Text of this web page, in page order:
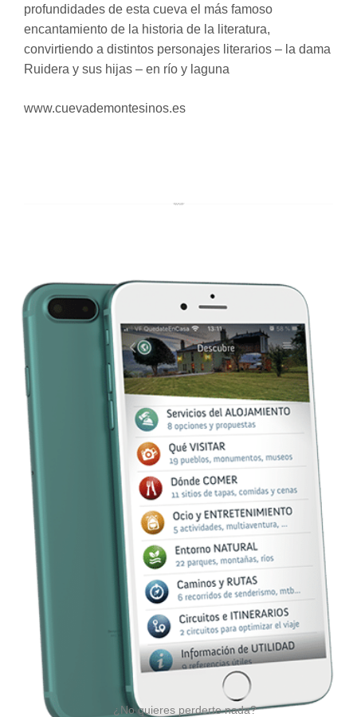
profundidades de esta cueva el más famoso
encantamiento de la historia de la literatura,
convirtiendo a distintos personajes literarios – la dama
Ruidera y sus hijas – en río y laguna
www.cuevademontesinos.es
¿No quieres perderte nada?